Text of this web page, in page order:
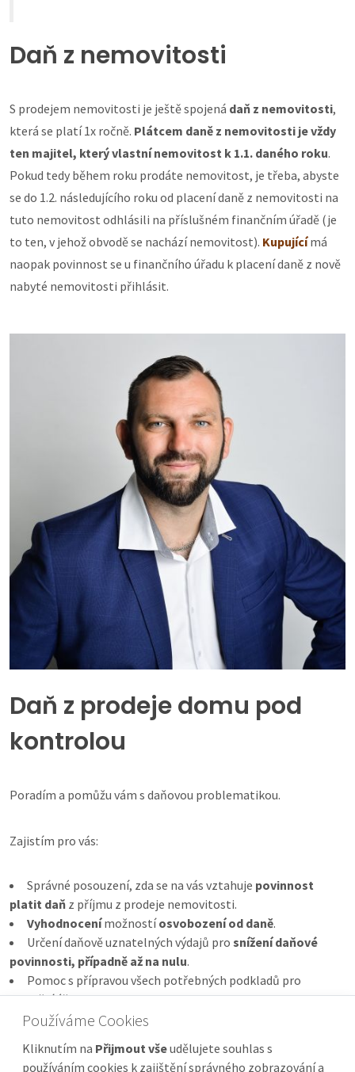
Daň z nemovitosti
S prodejem nemovitosti je ještě spojená daň z nemovitosti,
která se platí 1x ročně. Plátcem daně z nemovitosti je vždy
ten majitel, který vlastní nemovitost k 1.1. daného roku.
Pokud tedy během roku prodáte nemovitost, je třeba, abyste
se do 1.2. následujícího roku od placení daně z nemovitosti na
tuto nemovitost odhlásili na příslušném finančním úřadě (je
to ten, v jehož obvodě se nachází nemovitost). Kupujícímá
naopak povinnost se u finančního úřadu k placení daně z nově
nabyté nemovitosti přihlásit.
Daň z prodeje domu pod
kontrolou
Poradím a pomůžu vám s daňovou problematikou.
Zajistím pro vás:
Správné posouzení, zda se na vás vztahuje povinnost
platit daň z příjmu z prodeje nemovitosti.
Vyhodnocenímožnostíosvobození od daně.
Určení daňově uznatelných výdajů pro snížení daňové
povinnosti, případně až na nulu.
Pomoc s přípravou všech potřebných podkladů pro
finanční úřad.
Používáme Cookies
Kliknutím na Přijmout všeudělujete souhlas s
používáním cookies k zajištění správného zobrazování a